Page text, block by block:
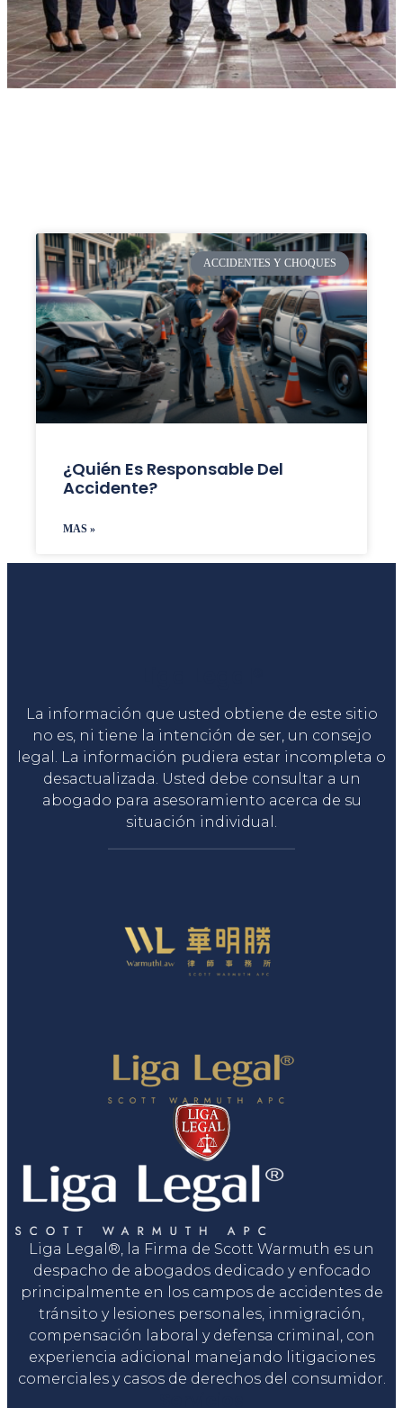
ACCIDENTES Y CHOQUES
¿Quién Es Responsable Del
Accidente?
MAS »
La información que usted obtiene de este sitio
no es, ni tiene la intención de ser, un consejo
legal. La información pudiera estar incompleta o
desactualizada. Usted debe consultar a un
abogado para asesoramiento acerca de su
situación individual.
Liga Legal®, la Firma de Scott Warmuth es un
despacho de abogados dedicado y enfocado
principalmente en los campos de accidentes de
tránsito y lesiones personales, inmigración,
compensación laboral y defensa criminal, con
experiencia adicional manejando litigaciones
comerciales y casos de derechos del consumidor.